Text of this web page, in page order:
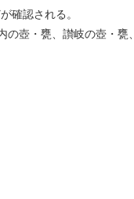
確認される。
壺・甕、讃岐の壺・甕、